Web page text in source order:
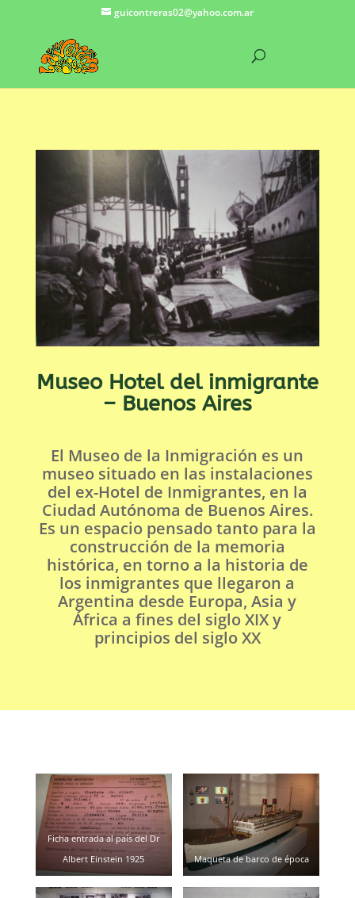
guicontreras02@yahoo.com.ar
Museo Hotel del inmigrante
– Buenos Aires
El Museo de la Inmigración es un
museo situado en las instalaciones
del ex-Hotel de Inmigrantes, en la
Ciudad Autónoma de Buenos Aires.
Es un espacio pensado tanto para la
construcción de la memoria
histórica, en torno a la historia de
los inmigrantes que llegaron a
Argentina desde Europa, Asia y
África a fines del siglo XIX y
principios del siglo XX
Ficha entrada al país del Dr
Albert Einstein 1925
Maqueta de barco de época